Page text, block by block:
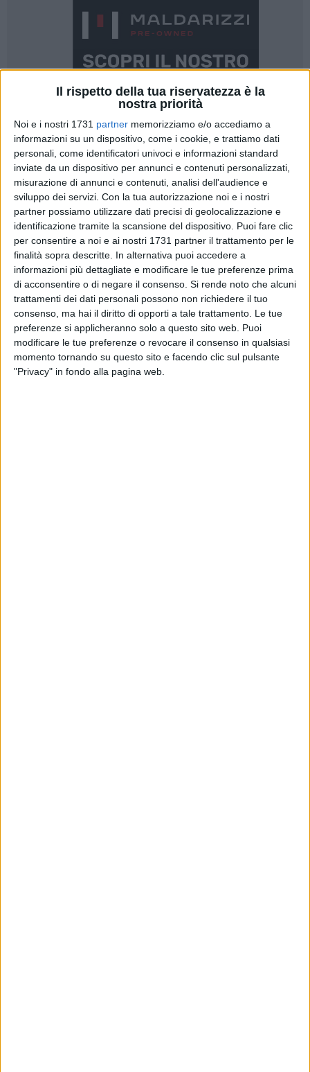
Il rispetto della tua riservatezza è la
nostra priorità
Noi e i nostri 1731 partner memorizziamo e/o accediamo a
informazioni su un dispositivo, come i cookie, e trattiamo dati
personali, come identificatori univoci e informazioni standard
inviate da un dispositivo per annunci e contenuti personalizzati,
misurazione di annunci e contenuti, analisi dell'audience e
sviluppo dei servizi. Con la tua autorizzazione noi e i nostri
partner possiamo utilizzare dati precisi di geolocalizzazione e
identificazione tramite la scansione del dispositivo. Puoi fare clic
per consentire a noi e ai nostri 1731 partner il trattamento per le
finalità sopra descritte. In alternativa puoi accedere a
informazioni più dettagliate e modificare le tue preferenze prima
di acconsentire o di negare il consenso. Si rende noto che alcuni
trattamenti dei dati personali possono non richiedere il tuo
consenso, ma hai il diritto di opporti a tale trattamento. Le tue
preferenze si applicheranno solo a questo sito web. Puoi
modificare le tue preferenze o revocare il consenso in qualsiasi
momento tornando su questo sito e facendo clic sul pulsante
"Privacy" in fondo alla pagina web.
2
L'Aeroporto 'Karol Wojtyla' di Barisi conferma tra gli scali
più dinamici del panorama continentale, entrando nellatop
15degli aeroporti europei con la maggiore crescita del
traffico passeggeri. È quanto emerge da un
approfondimento pubblicato da Euronews, basato sulle
rilevazioni dell'Airports Council International (ACI) relativi al
primo semestre del 2025.